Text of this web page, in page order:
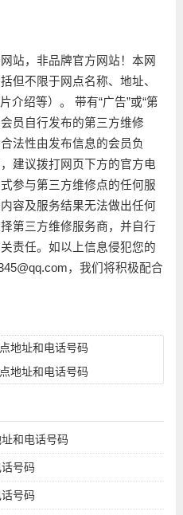
站，非品牌官方网站！本网
但不限于网点名称、地址、
介绍等）。 带有“广告”或“第
员自行发布的第三方维修
法性由发布信息的会员负
建议拨打网页下方的官方电
参与第三方维修点的任何服
容及服务结果无法做出任何
第三方维修服务商，并自行
责任。如以上信息侵犯您的
，我们将积极配合
地址和电话号码
地址和电话号码
和电话号码
号码
号码